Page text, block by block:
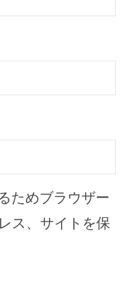
ためブラウザー
ス、サイトを保